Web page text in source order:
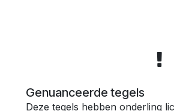
Genuanceerde tegels
Deze tegels hebben onderling